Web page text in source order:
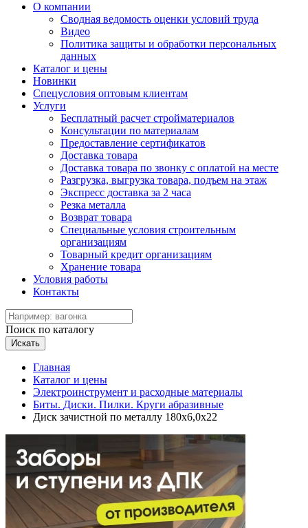
О компании
Сводная ведомость оценки условий труда
Видео
Политика защиты и обработки персональных
данных
Каталог и цены
Новинки
Спецусловия оптовым клиентам
Услуги
Бесплатный расчет стройматериалов
Консультации по материалам
Предоставление сертификатов
Доставка товара
Доставка товара по звонку с оплатой на месте
Разгрузка, выгрузка товара, подъем на этаж
Экспресс доставка за 2 часа
Резка металла
Возврат товара
Специальные условия строительным
организациям
Товарный кредит организациям
Хранение товара
Условия работы
Контакты
Поиск по каталогу
Искать
Главная
Каталог и цены
Электроинструмент и расходные материалы
Биты. Диски. Пилки. Круги абразивные
Диск зачистной по металлу 180х6,0х22